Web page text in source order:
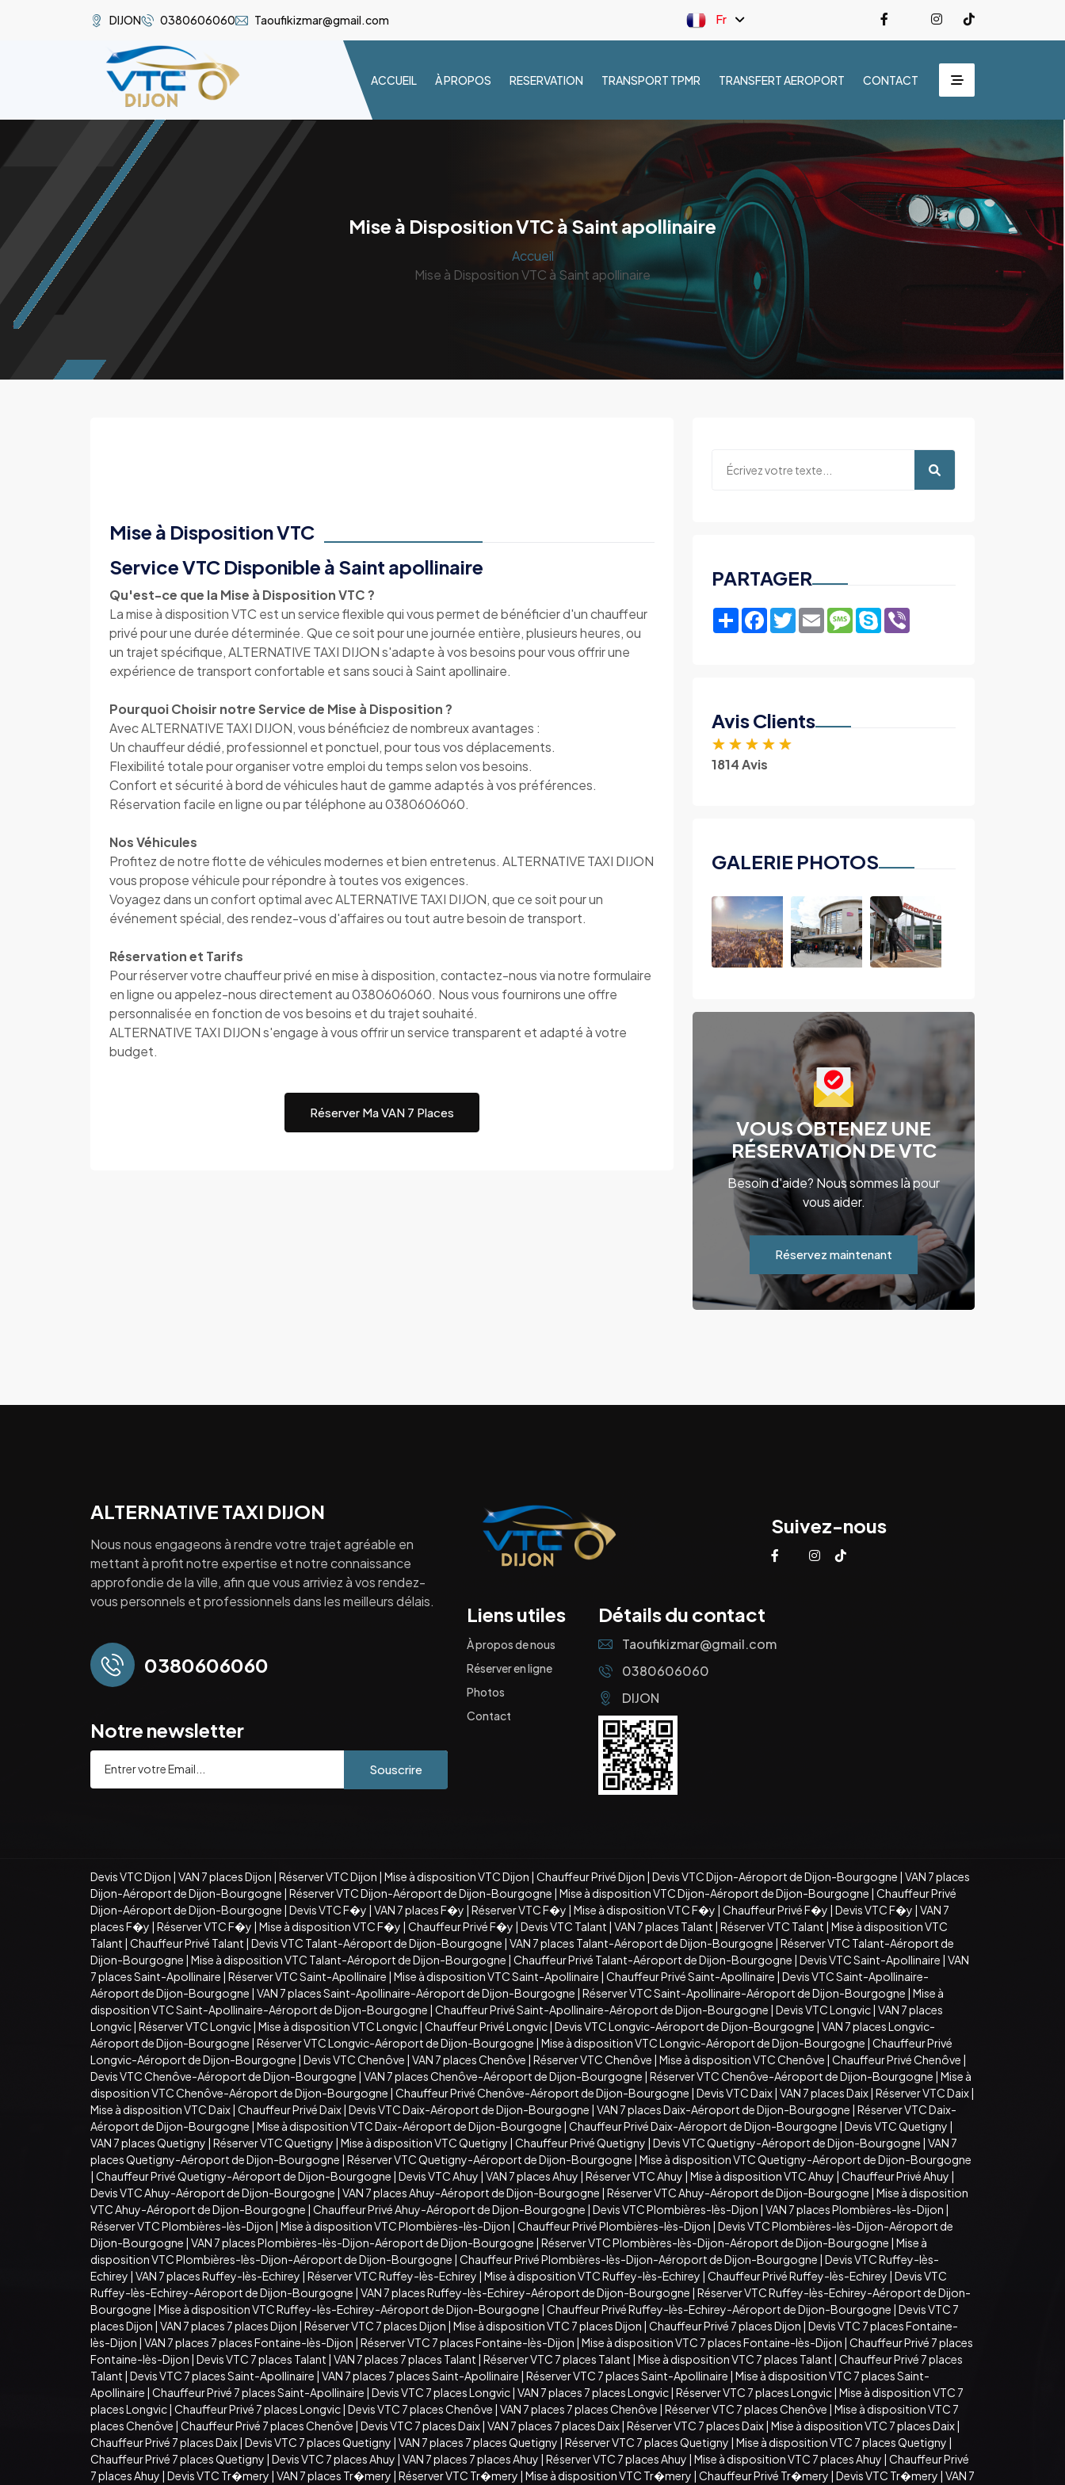
DIJON 0380606060 Taoufikizmar@gmail.com Fr
ACCUEIL À PROPOS RESERVATION TRANSPORT TPMR TRANSFERT AEROPORT CONTACT
Mise à Disposition VTC à Saint apollinaire
Accueil
Mise à Disposition VTC à Saint apollinaire
Mise à Disposition VTC
Service VTC Disponible à Saint apollinaire
Qu'est-ce que la Mise à Disposition VTC ?
La mise à disposition VTC est un service flexible qui vous permet de bénéficier d'un chauffeur
privé pour une durée déterminée. Que ce soit pour une journée entière, plusieurs heures, ou
un trajet spécifique, ALTERNATIVE TAXI DIJON s'adapte à vos besoins pour vous offrir une
expérience de transport confortable et sans souci à Saint apollinaire.
Pourquoi Choisir notre Service de Mise à Disposition ?
Avec ALTERNATIVE TAXI DIJON, vous bénéficiez de nombreux avantages :
Un chauffeur dédié, professionnel et ponctuel, pour tous vos déplacements.
Flexibilité totale pour organiser votre emploi du temps selon vos besoins.
Confort et sécurité à bord de véhicules haut de gamme adaptés à vos préférences.
Réservation facile en ligne ou par téléphone au 0380606060.
Nos Véhicules
Profitez de notre flotte de véhicules modernes et bien entretenus. ALTERNATIVE TAXI DIJON
vous propose véhicule pour répondre à toutes vos exigences.
Voyagez dans un confort optimal avec ALTERNATIVE TAXI DIJON, que ce soit pour un
événement spécial, des rendez-vous d'affaires ou tout autre besoin de transport.
Réservation et Tarifs
Pour réserver votre chauffeur privé en mise à disposition, contactez-nous via notre formulaire
en ligne ou appelez-nous directement au 0380606060. Nous vous fournirons une offre
personnalisée en fonction de vos besoins et du trajet souhaité.
ALTERNATIVE TAXI DIJON s'engage à vous offrir un service transparent et adapté à votre
budget.
Réserver Ma VAN 7 Places
PARTAGER
ShareFacebook
TwitterEmailMessage
Skype
Avis Clients
★ ★ ★ ★ ★
1814 Avis
GALERIE PHOTOS
VOUS OBTENEZ UNE
RÉSERVATION DE VTC
Besoin d'aide? Nous sommes là pour
vous aider.
Réservez maintenant
ALTERNATIVE TAXI DIJON
Nous nous engageons à rendre votre trajet agréable en
mettant à profit notre expertise et notre connaissance
approfondie de la ville, afin que vous arriviez à vos rendez-
vous personnels et professionnels dans les meilleurs délais.
0380606060
Notre newsletter
Souscrire
Suivez-nous
Liens utiles
À propos de nous
Réserver en ligne
Photos
Contact
Détails du contact
Taoufikizmar@gmail.com
0380606060
DIJON
Devis VTC Dijon | VAN 7 places Dijon | Réserver VTC Dijon | Mise à disposition VTC Dijon | Chauffeur Privé Dijon | Devis VTC Dijon-Aéroport de Dijon-Bourgogne | VAN 7 places
Dijon-Aéroport de Dijon-Bourgogne | Réserver VTC Dijon-Aéroport de Dijon-Bourgogne | Mise à disposition VTC Dijon-Aéroport de Dijon-Bourgogne | Chauffeur Privé
Dijon-Aéroport de Dijon-Bourgogne | Devis VTC F�y | VAN 7 places F�y | Réserver VTC F�y | Mise à disposition VTC F�y | Chauffeur Privé F�y | Devis VTC F�y | VAN 7
places F�y | Réserver VTC F�y | Mise à disposition VTC F�y | Chauffeur Privé F�y | Devis VTC Talant | VAN 7 places Talant | Réserver VTC Talant | Mise à disposition VTC
Talant | Chauffeur Privé Talant | Devis VTC Talant-Aéroport de Dijon-Bourgogne | VAN 7 places Talant-Aéroport de Dijon-Bourgogne | Réserver VTC Talant-Aéroport de
Dijon-Bourgogne | Mise à disposition VTC Talant-Aéroport de Dijon-Bourgogne | Chauffeur Privé Talant-Aéroport de Dijon-Bourgogne | Devis VTC Saint-Apollinaire | VAN
7 places Saint-Apollinaire | Réserver VTC Saint-Apollinaire | Mise à disposition VTC Saint-Apollinaire | Chauffeur Privé Saint-Apollinaire | Devis VTC Saint-Apollinaire-
Aéroport de Dijon-Bourgogne | VAN 7 places Saint-Apollinaire-Aéroport de Dijon-Bourgogne | Réserver VTC Saint-Apollinaire-Aéroport de Dijon-Bourgogne | Mise à
disposition VTC Saint-Apollinaire-Aéroport de Dijon-Bourgogne | Chauffeur Privé Saint-Apollinaire-Aéroport de Dijon-Bourgogne | Devis VTC Longvic| VAN 7 places
Longvic| Réserver VTC Longvic| Mise à disposition VTC Longvic| Chauffeur Privé Longvic| Devis VTC Longvic-Aéroport de Dijon-Bourgogne | VAN 7 places Longvic-
Aéroport de Dijon-Bourgogne | Réserver VTC Longvic-Aéroport de Dijon-Bourgogne | Mise à disposition VTC Longvic-Aéroport de Dijon-Bourgogne | Chauffeur Privé
Longvic-Aéroport de Dijon-Bourgogne | Devis VTC Chenôve | VAN 7 places Chenôve | Réserver VTC Chenôve | Mise à disposition VTC Chenôve | Chauffeur Privé Chenôve |
Devis VTC Chenôve-Aéroport de Dijon-Bourgogne | VAN 7 places Chenôve-Aéroport de Dijon-Bourgogne | Réserver VTC Chenôve-Aéroport de Dijon-Bourgogne | Mise à
disposition VTC Chenôve-Aéroport de Dijon-Bourgogne | Chauffeur Privé Chenôve-Aéroport de Dijon-Bourgogne | Devis VTC Daix| VAN 7 places Daix| Réserver VTC Daix|
Mise à disposition VTC Daix| Chauffeur Privé Daix| Devis VTC Daix-Aéroport de Dijon-Bourgogne | VAN 7 places Daix-Aéroport de Dijon-Bourgogne | Réserver VTC Daix-
Aéroport de Dijon-Bourgogne | Mise à disposition VTC Daix-Aéroport de Dijon-Bourgogne | Chauffeur Privé Daix-Aéroport de Dijon-Bourgogne | Devis VTC Quetigny |
VAN 7 places Quetigny | Réserver VTC Quetigny | Mise à disposition VTC Quetigny | Chauffeur Privé Quetigny | Devis VTC Quetigny-Aéroport de Dijon-Bourgogne | VAN 7
places Quetigny-Aéroport de Dijon-Bourgogne | Réserver VTC Quetigny-Aéroport de Dijon-Bourgogne | Mise à disposition VTC Quetigny-Aéroport de Dijon-Bourgogne
| Chauffeur Privé Quetigny-Aéroport de Dijon-Bourgogne | Devis VTC Ahuy | VAN 7 places Ahuy | Réserver VTC Ahuy | Mise à disposition VTC Ahuy | Chauffeur Privé Ahuy |
Devis VTC Ahuy-Aéroport de Dijon-Bourgogne | VAN 7 places Ahuy-Aéroport de Dijon-Bourgogne | Réserver VTC Ahuy-Aéroport de Dijon-Bourgogne | Mise à disposition
VTC Ahuy-Aéroport de Dijon-Bourgogne | Chauffeur Privé Ahuy-Aéroport de Dijon-Bourgogne | Devis VTC Plombières-lès-Dijon | VAN 7 places Plombières-lès-Dijon |
Réserver VTC Plombières-lès-Dijon | Mise à disposition VTC Plombières-lès-Dijon | Chauffeur Privé Plombières-lès-Dijon | Devis VTC Plombières-lès-Dijon-Aéroport de
Dijon-Bourgogne | VAN 7 places Plombières-lès-Dijon-Aéroport de Dijon-Bourgogne | Réserver VTC Plombières-lès-Dijon-Aéroport de Dijon-Bourgogne | Mise à
disposition VTC Plombières-lès-Dijon-Aéroport de Dijon-Bourgogne | Chauffeur Privé Plombières-lès-Dijon-Aéroport de Dijon-Bourgogne | Devis VTC Ruffey-lès-
Echirey | VAN 7 places Ruffey-lès-Echirey | Réserver VTC Ruffey-lès-Echirey | Mise à disposition VTC Ruffey-lès-Echirey | Chauffeur Privé Ruffey-lès-Echirey | Devis VTC
Ruffey-lès-Echirey-Aéroport de Dijon-Bourgogne | VAN 7 places Ruffey-lès-Echirey-Aéroport de Dijon-Bourgogne | Réserver VTC Ruffey-lès-Echirey-Aéroport de Dijon-
Bourgogne | Mise à disposition VTC Ruffey-lès-Echirey-Aéroport de Dijon-Bourgogne | Chauffeur Privé Ruffey-lès-Echirey-Aéroport de Dijon-Bourgogne | Devis VTC 7
places Dijon | VAN 7 places 7 places Dijon | Réserver VTC 7 places Dijon | Mise à disposition VTC 7 places Dijon | Chauffeur Privé 7 places Dijon | Devis VTC 7 places Fontaine-
lès-Dijon | VAN 7 places 7 places Fontaine-lès-Dijon | Réserver VTC 7 places Fontaine-lès-Dijon | Mise à disposition VTC 7 places Fontaine-lès-Dijon | Chauffeur Privé 7 places
Fontaine-lès-Dijon | Devis VTC 7 places Talant | VAN 7 places 7 places Talant | Réserver VTC 7 places Talant | Mise à disposition VTC 7 places Talant | Chauffeur Privé 7 places
Talant | Devis VTC 7 places Saint-Apollinaire | VAN 7 places 7 places Saint-Apollinaire | Réserver VTC 7 places Saint-Apollinaire | Mise à disposition VTC 7 places Saint-
Apollinaire | Chauffeur Privé 7 places Saint-Apollinaire | Devis VTC 7 places Longvic| VAN 7 places 7 places Longvic| Réserver VTC 7 places Longvic| Mise à disposition VTC 7
places Longvic| Chauffeur Privé 7 places Longvic| Devis VTC 7 places Chenôve | VAN 7 places 7 places Chenôve | Réserver VTC 7 places Chenôve | Mise à disposition VTC 7
places Chenôve | Chauffeur Privé 7 places Chenôve | Devis VTC 7 places Daix| VAN 7 places 7 places Daix| Réserver VTC 7 places Daix| Mise à disposition VTC 7 places Daix|
Chauffeur Privé 7 places Daix| Devis VTC 7 places Quetigny | VAN 7 places 7 places Quetigny | Réserver VTC 7 places Quetigny | Mise à disposition VTC 7 places Quetigny |
Chauffeur Privé 7 places Quetigny | Devis VTC 7 places Ahuy | VAN 7 places 7 places Ahuy | Réserver VTC 7 places Ahuy | Mise à disposition VTC 7 places Ahuy | Chauffeur Privé
7 places Ahuy | Devis VTC Tr�mery | VAN 7 places Tr�mery | Réserver VTC Tr�mery | Mise à disposition VTC Tr�mery | Chauffeur Privé Tr�mery | Devis VTC Tr�mery | VAN 7